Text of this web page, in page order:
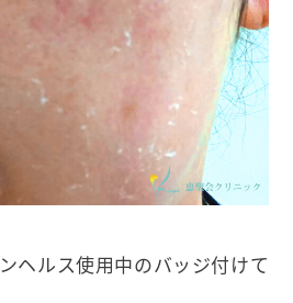
ヘルス使用中のバッジ付けて